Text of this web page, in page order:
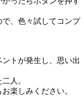
、色々試してコンプ
トが発生し、思い出
人。
楽しみください。